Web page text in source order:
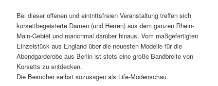
Bei dieser offenen und eintrittsfreien Veranstaltung treffen sich
korsettbegeisterte Damen (und Herren) aus dem ganzen Rhein-
Main-Gebiet und manchmal darüber hinaus. Vom maßgefertigten
Einzelstück aus England über die neuesten Modelle für die
Abendgarderobe aus Berlin ist stets eine große Bandbreite von
Korsetts zu entdecken.
Die Besucher selbst sozusagen als Life-Modenschau.